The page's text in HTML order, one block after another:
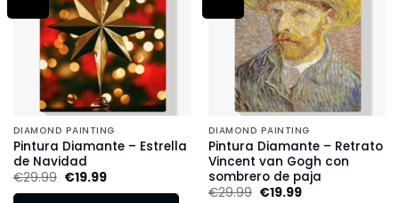
DIAMOND PAINTING
Pintura Diamante – Estrella
de Navidad
€29.99 €19.99
DIAMOND PAINTING
Pintura Diamante – Retrato
Vincent van Gogh con
sombrero de paja
€29.99 €19.99